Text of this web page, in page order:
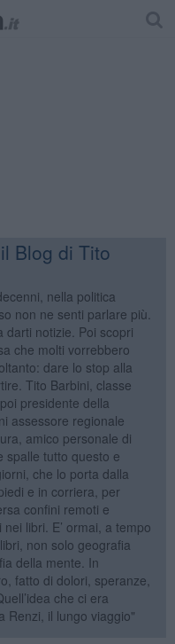
Blog di Tito
nella politica
non ne senti parlare più.
darti notizie. Poi scopri
che molti vorrebbero
dare lo stop alla
Tito Barbini, classe
presidente della
assessore regionale
amico personale di
spalle tutto questo e
che lo porta dalla
e in corriera, per
confini remoti e
libri. E’ ormai, a tempo
non solo geografia
della mente. In
fatto di dolori, speranze,
che ci era
Renzi, il lungo viaggio"